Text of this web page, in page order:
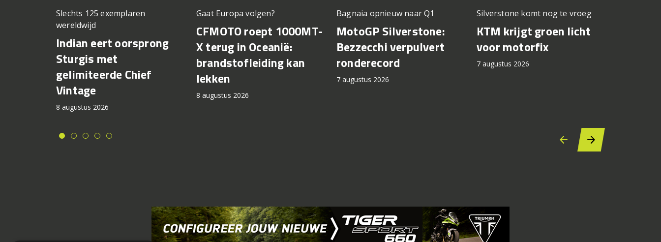
Slechts 125 exemplaren
wereldwijd
Indian eert oorsprong
Sturgis met
gelimiteerde Chief
Vintage
8 augustus 2026
Gaat Europa volgen?
CFMOTO roept 1000MT-
X terug in Oceanië:
brandstofleiding kan
lekken
8 augustus 2026
Bagnaia opnieuw naar Q1
MotoGP Silverstone:
Bezzecchi verpulvert
ronderecord
7 augustus 2026
Silverstone komt nog te vroeg
KTM krijgt groen licht
voor motorfix
7 augustus 2026